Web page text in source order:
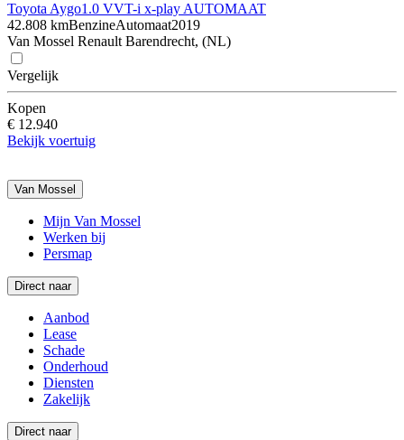
Toyota Aygo1.0 VVT-i x-play AUTOMAAT
42.808 kmBenzineAutomaat2019
Van Mossel Renault Barendrecht, (NL)
Vergelijk
Kopen
€ 12.940
Bekijk voertuig
Van Mossel
Mijn Van Mossel
Werken bij
Persmap
Direct naar
Aanbod
Lease
Schade
Onderhoud
Diensten
Zakelijk
Direct naar